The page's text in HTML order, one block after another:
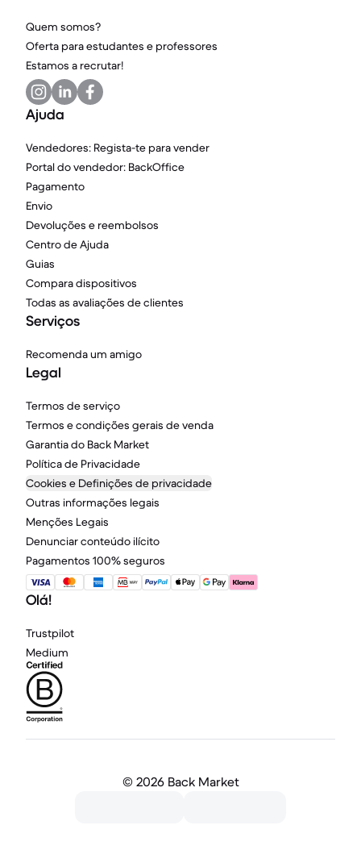
Quem somos?
Oferta para estudantes e professores
Estamos a recrutar!
Ajuda
Vendedores: Regista-te para vender
Portal do vendedor: BackOffice
Pagamento
Envio
Devoluções e reembolsos
Centro de Ajuda
Guias
Compara dispositivos
Todas as avaliações de clientes
Serviços
Recomenda um amigo
Legal
Termos de serviço
Termos e condições gerais de venda
Garantia do Back Market
Política de Privacidade
Cookies e Definições de privacidade
Outras informações legais
Menções Legais
Denunciar conteúdo ilícito
Pagamentos 100% seguros
Olá!
Trustpilot
Medium
© 2026 Back Market